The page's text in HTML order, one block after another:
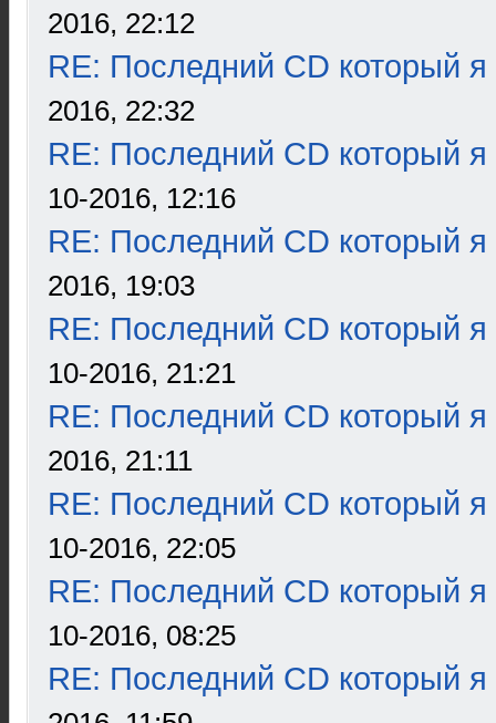
2016, 22:12
RE: Последний CD который я
2016, 22:32
RE: Последний CD который я
10-2016, 12:16
RE: Последний CD который я
2016, 19:03
RE: Последний CD который я
10-2016, 21:21
RE: Последний CD который я
2016, 21:11
RE: Последний CD который я
10-2016, 22:05
RE: Последний CD который я
10-2016, 08:25
RE: Последний CD который я